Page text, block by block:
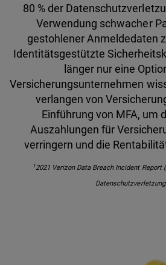
80 % der
Verwendung schwacher
gestohlener Anmeldedaten
Identitätsgestützte
länger nur eine
Versicherungsunternehmen
verlangen von
Einführung von MFA, um
Auszahlungen für
verringern und die
12021 Verizon Data Breach Incident Report